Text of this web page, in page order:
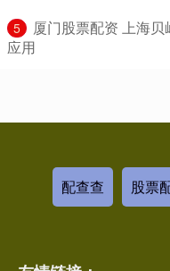
5
厦门股票配资 上海
应用
配查查 股票